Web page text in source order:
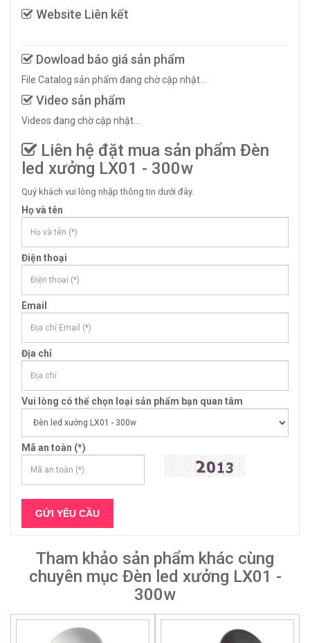
Website Liên kết
Dowload báo giá sản phẩm
File Catalog sản phẩm đang chờ cập nhật...
Video sản phẩm
Videos đang chờ cập nhật...
Liên hệ đặt mua sản phẩm Đèn
led xưởng LX01 - 300w
Quý khách vui lòng nhập thông tin dưới đây.
Họ và tên
Điện thoại
Email
Địa chỉ
Vui lòng có thể chọn loại sản phẩm bạn quan tâm
Mã an toàn (*)
Tham khảo sản phẩm khác cùng
chuyên mục Đèn led xưởng LX01 -
300w